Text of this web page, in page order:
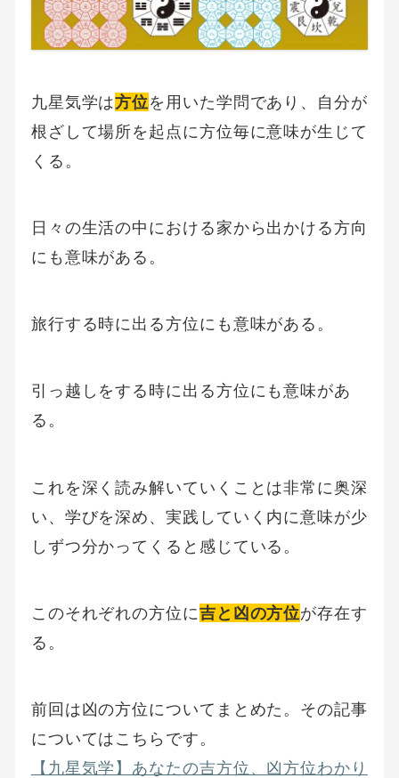
九星気学は方位を用いた学問であり、自分が
根ざして場所を起点に方位毎に意味が生じて
くる。
日々の生活の中における家から出かける方向
にも意味がある。
旅行する時に出る方位にも意味がある。
引っ越しをする時に出る方位にも意味があ
る。
これを深く読み解いていくことは非常に奥深
い、学びを深め、実践していく内に意味が少
しずつ分かってくると感じている。
このそれぞれの方位に吉と凶の方位が存在す
る。
前回は凶の方位についてまとめた。その記事
についてはこちらです。
【九星気学】あなたの吉方位、凶方位わかり